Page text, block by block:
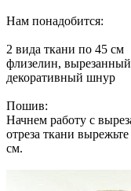
Нам понадобится:
2 вида ткани по 45 см
флизелин,
декоративный шнур
Пошив:
Начнем работу с
отреза ткани
см.